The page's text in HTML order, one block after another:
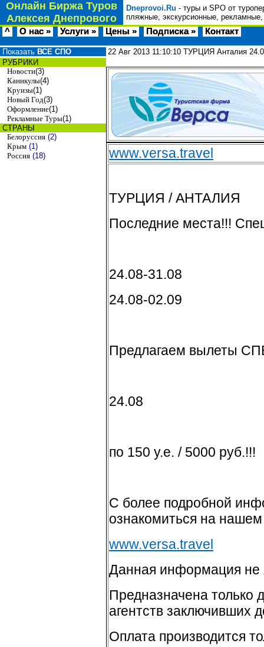
Онлайн Биржа Туров
Алексея Днепрового
Dneprovoi.Ru - туры и SPO от
пляжные, экскурсионные,
^ О нас » Услуги » Цены » Подписка » Контакт
Показать ВСЕ СПО
РУБРИКИ
Новости(3)
Каникулы(4)
Круизы(1)
Новый Год(3)
Оформление(1)
Рекламные Туры(1)
СТРАНЫ
Белоруссия (2)
Крым (1)
Россия (18)
22 Авг 2013 11:10:10 ТУРЦИЯ Анталия
www.versa.travel
ТУРЦИЯ / АНТАЛИЯ
Последние места!!!
24.08-31.08
24.08-02.09
Предлагаем вылеты
24.08
по 150 y.e. / 5000 руб.!!!
С более подробной
ознакомиться на нашем
www.versa.travel
Данная информация не
Предназначена только
агентств заключивших
Оплата производится